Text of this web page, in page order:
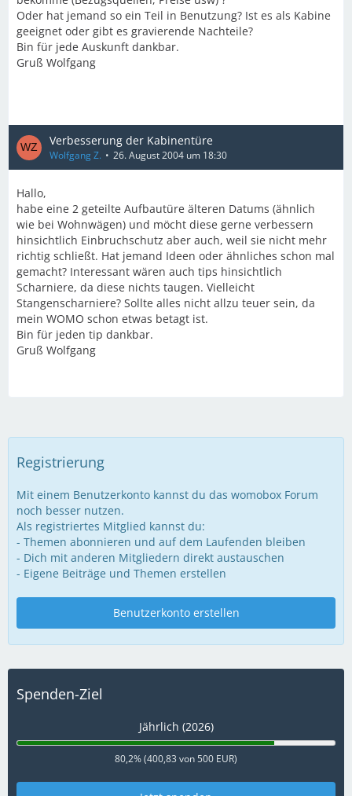
Oder hat jemand so ein Teil in Benutzung? Ist es als Kabine
geeignet oder gibt es gravierende Nachteile?
Bin für jede Auskunft dankbar.
Gruß Wolfgang
Verbesserung der Kabinentüre
Wolfgang Z. 26. August 2004 um 18:30
Hallo,
habe eine 2 geteilte Aufbautüre älteren Datums (ähnlich
wie bei Wohnwägen) und möcht diese gerne verbessern
hinsichtlich Einbruchschutz aber auch, weil sie nicht mehr
richtig schließt. Hat jemand Ideen oder ähnliches schon mal
gemacht? Interessant wären auch tips hinsichtlich
Scharniere, da diese nichts taugen. Vielleicht
Stangenscharniere? Sollte alles nicht allzu teuer sein, da
mein WOMO schon etwas betagt ist.
Bin für jeden tip dankbar.
Gruß Wolfgang
Registrierung
Mit einem Benutzerkonto kannst du das womobox Forum
noch besser nutzen.
Als registriertes Mitglied kannst du:
- Themen abonnieren und auf dem Laufenden bleiben
- Dich mit anderen Mitgliedern direkt austauschen
- Eigene Beiträge und Themen erstellen
Benutzerkonto erstellen
Spenden-Ziel
Jährlich (2026)
80,2% (400,83 von 500 EUR)